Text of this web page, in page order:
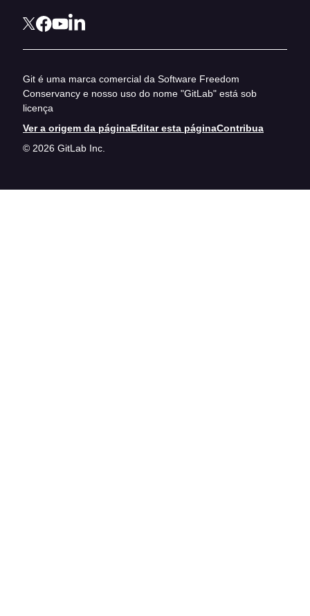
Git é uma marca comercial da Software Freedom
Conservancy e nosso uso do nome "GitLab" está sob
licença
Ver a origem da páginaEditar esta páginaContribua
© 2026 GitLab Inc.